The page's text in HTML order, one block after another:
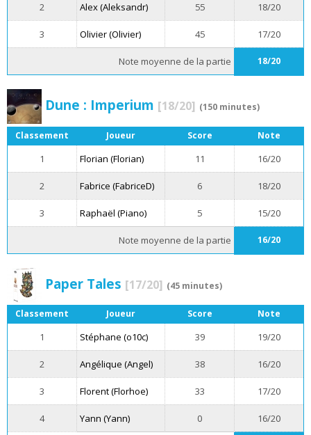
2 Alex (Aleksandr) 55 18/20
3 Olivier (Olivier) 45 17/20
Note moyenne de la partie 18/20
Dune : Imperium [18/20] (150 minutes)
Classement Joueur Score Note
1 Florian (Florian) 11 16/20
2 Fabrice (FabriceD) 6 18/20
3 Raphaël (Piano) 5 15/20
Note moyenne de la partie 16/20
Paper Tales [17/20] (45 minutes)
Classement Joueur Score Note
1 Stéphane (o10c) 39 19/20
2 Angélique (Angel) 38 16/20
3 Florent (Florhoe) 33 17/20
4 Yann (Yann) 0 16/20